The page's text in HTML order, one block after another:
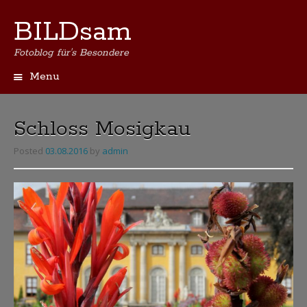
BILDsam
Fotoblog für's Besondere
Menu
Schloss Mosigkau
Posted 03.08.2016 by admin